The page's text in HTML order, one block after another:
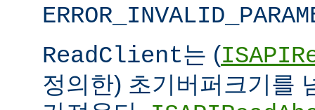
ReadClient는 (
정의한) 초기버퍼크기를